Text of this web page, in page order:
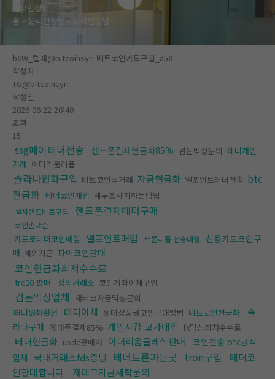
온라인상담
홈
온라인상담 온라인상담
b6W_텔래@bitcoinsyri 비트코인카드구입_a5X
작성자
TG@bitcoinsyri
작성일
2026-06-22 20:40
조회
15
ssg페이테더전송 핸드폰결제현금화85% 검돈믹싱문의 테더개인
거래 이더리움리플
솔라나원화구입 비트코인퀵거래 자금현금화 엘포인트테더전송 btc
현금화 테더코인매입 세무조사피하는방법
컬쳐랜드비트구입 핸드폰결제테더구매
코인손대손
카드로테더코인매입 엘포인트매입 트론리플 전송대행
신용카드코인구
매 해외자금 파이코인판매
코인현금화최저수수료
trc20 판매 장외거래소 코인계좌이체구입
검돈믹싱업체 재테크자금믹싱문의
태더원화환전
테더이체 롯데상품권코인구매방법 비트코인현금화
솔
라나구매 휴대폰결제85% 개인지갑 고가매입 fx믹싱최저수수료
테더현금화 usdc판매처 이더리움클레식판매
코인전송 otc공식
업체 국내거래소fds증빙 테더트론파는곳 tron구입
테더코
인판매합니다
재테크자금세탁문의